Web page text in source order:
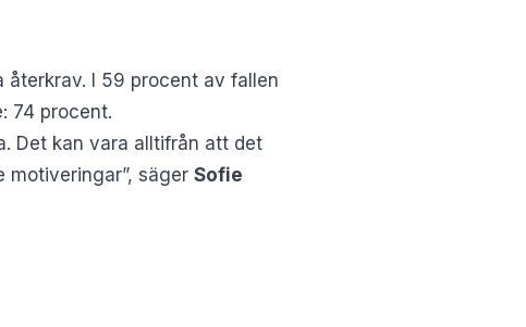
återkrav. I 59 procent av fallen
74 procent.
Det kan vara alltifrån att det
säger Sofie